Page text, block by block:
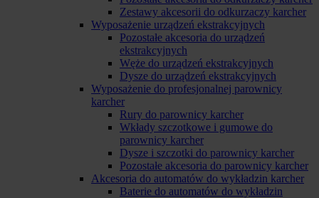
Zestawy akcesorii do odkurzaczy karcher
Wyposażenie urządzeń ekstrakcyjnych
Pozostałe akcesoria do urządzeń
ekstrakcyjnych
Węże do urządzeń ekstrakcyjnych
Dysze do urządzeń ekstrakcyjnych
Wyposażenie do profesjonalnej parownicy
karcher
Rury do parownicy karcher
Wkłady szczotkowe i gumowe do
parownicy karcher
Dysze i szczotki do parownicy karcher
Pozostałe akcesoria do parownicy karcher
Akcesoria do automatów do wykładzin karcher
Baterie do automatów do wykładzin